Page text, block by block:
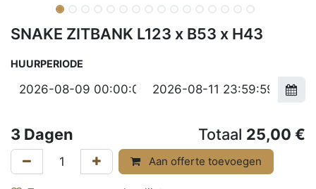
SNAKE ZITBANK L123 x B53 x H43
HUURPERIODE
3 Dagen Totaal 25,00 €
Aan offerte toevoegen